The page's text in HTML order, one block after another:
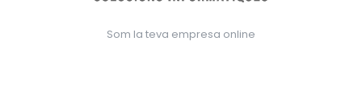
Som la teva empresa online